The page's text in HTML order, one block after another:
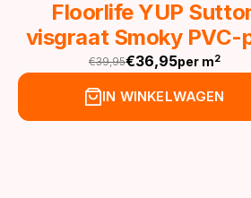
Floorlife YUP
visgraat Smoky PVC-
€39,95
Oorspronkelijke
prijs
€36,95
Huidige
prijs
per m2
IN WINKELWAGEN